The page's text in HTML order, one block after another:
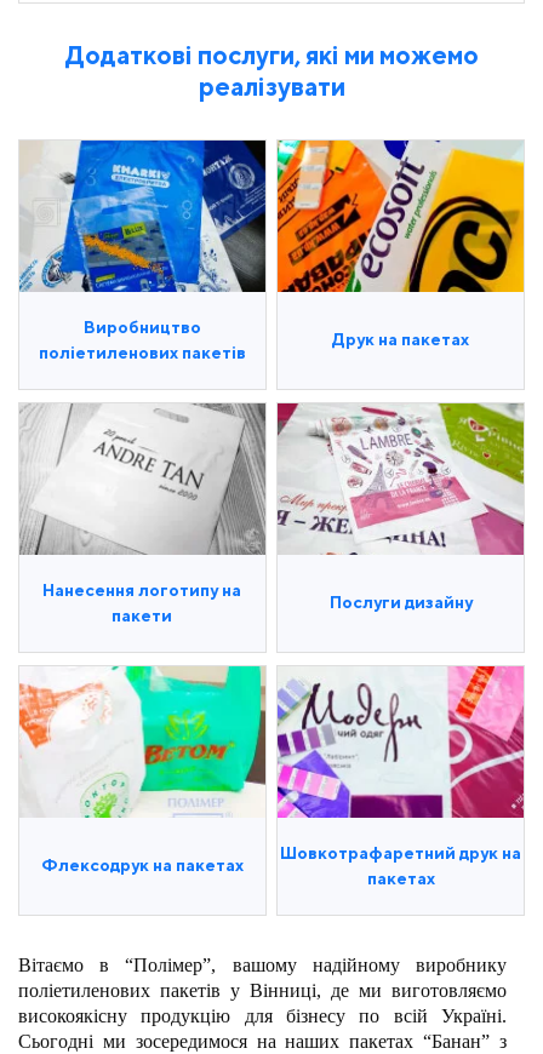
Додаткові послуги, які ми можемо
реалізувати
Виробництво
поліетиленових пакетів
Друк на пакетах
Нанесення логотипу на
пакети
Послуги дизайну
Флексодрук на пакетах
Шовкотрафаретний друк на
пакетах
Вітаємо в “Полімер”, вашому надійному виробнику
поліетиленових пакетів у Вінниці, де ми виготовляємо
високоякісну продукцію для бізнесу по всій Україні.
Сьогодні ми зосередимося на наших пакетах “Банан” з